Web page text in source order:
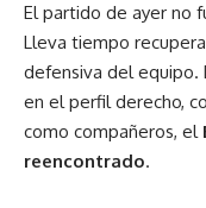
El partido de ayer no
Lleva tiempo
defensiva del equipo.
en el perfil derecho,
como compañeros, el
reencontrado.